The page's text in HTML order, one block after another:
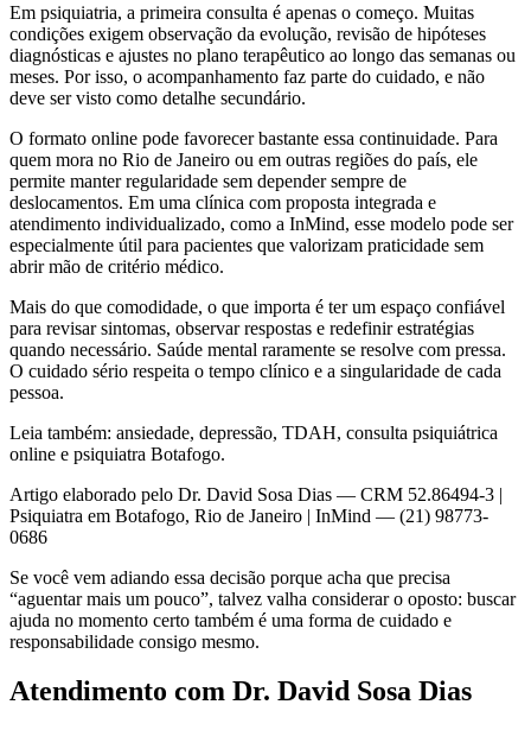
Em psiquiatria, a primeira consulta é apenas o começo. Muitas
condições exigem observação da evolução, revisão de hipóteses
diagnósticas e ajustes no plano terapêutico ao longo das semanas ou
meses. Por isso, o acompanhamento faz parte do cuidado, e não
deve ser visto como detalhe secundário.
O formato online pode favorecer bastante essa continuidade. Para
quem mora no Rio de Janeiro ou em outras regiões do país, ele
permite manter regularidade sem depender sempre de
deslocamentos. Em uma clínica com proposta integrada e
atendimento individualizado, como a InMind, esse modelo pode ser
especialmente útil para pacientes que valorizam praticidade sem
abrir mão de critério médico.
Mais do que comodidade, o que importa é ter um espaço confiável
para revisar sintomas, observar respostas e redefinir estratégias
quando necessário. Saúde mental raramente se resolve com pressa.
O cuidado sério respeita o tempo clínico e a singularidade de cada
pessoa.
Leia também: ansiedade, depressão, TDAH, consulta psiquiátrica
online e psiquiatra Botafogo.
Artigo elaborado pelo Dr. David Sosa Dias — CRM 52.86494-3 |
Psiquiatra em Botafogo, Rio de Janeiro | InMind — (21) 98773-
0686
Se você vem adiando essa decisão porque acha que precisa
“aguentar mais um pouco”, talvez valha considerar o oposto: buscar
ajuda no momento certo também é uma forma de cuidado e
responsabilidade consigo mesmo.
Atendimento com Dr. David Sosa Dias